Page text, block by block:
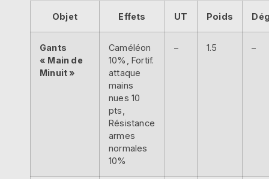
Objet Effets UT Poids
Gants
« Main de
Minuit »
Caméléon
10%, Fortif.
attaque
mains
nues 10
pts,
Résistance
armes
normales
10%
– 1.5 –